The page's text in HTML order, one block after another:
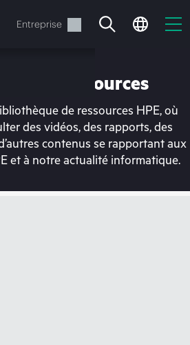
Entreprise
panier est
de ressources
de ressources HPE, où
des vidéos, des rapports, des
contenus se rapportant aux
et à notre actualité informatique.